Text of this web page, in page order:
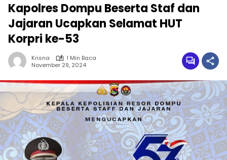
Kapolres Dompu Beserta Staf dan
Jajaran Ucapkan Selamat HUT
Korpri ke-53
Krisna
1 Min Baca
November 29, 2024